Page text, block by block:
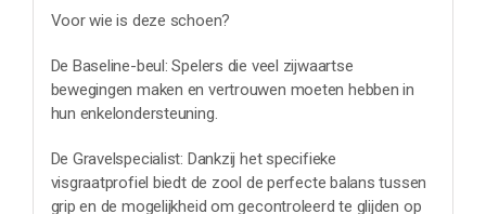
Voor wie is deze schoen?
De Baseline-beul: Spelers die veel zijwaartse
bewegingen maken en vertrouwen moeten hebben in
hun enkelondersteuning.
De Gravelspecialist: Dankzij het specifieke
visgraatprofiel biedt de zool de perfecte balans tussen
grip en de mogelijkheid om gecontroleerd te glijden op